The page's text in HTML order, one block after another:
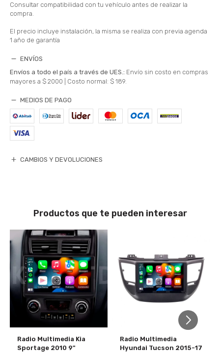
Consultar compatibilidad con tu vehículo antes de realizar la
compra.
El precio incluye instalación, la misma se realiza con previa agenda
1 año de garantía
ENVÍOS
Envíos a todo el país a través de UES.: Envío sin costo en compras
mayores a $ 2000 | Costo normal: $ 189.
MEDIOS DE PAGO
CAMBIOS Y DEVOLUCIONES
Productos que te pueden interesar
Radio Multimedia Kia
Sportage 2010 9"
Radio Multimedia
Hyundai Tucson 2015-17